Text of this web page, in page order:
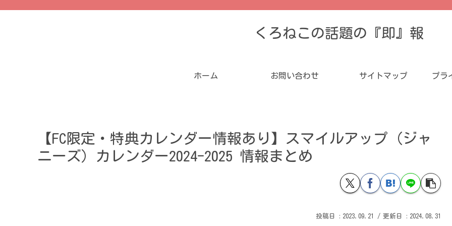
くろねこの話題の『即』報
ホーム お問い合わせ サイトマップ プラ
【FC限定・特典カレンダー情報あり】スマイルアップ（ジャ
ニーズ）カレンダー2024-2025 情報まとめ
2023.09.21 2024.08.31